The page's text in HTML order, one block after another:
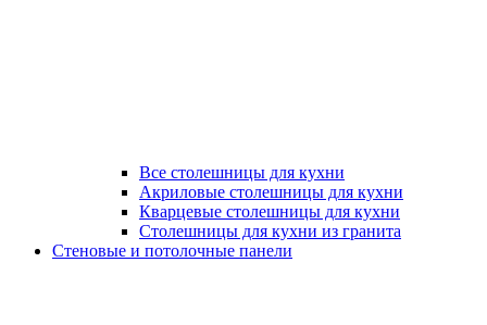
Все столешницы для кухни
Акриловые столешницы для кухни
Кварцевые столешницы для кухни
Столешницы для кухни из гранита
Стеновые и потолочные панели